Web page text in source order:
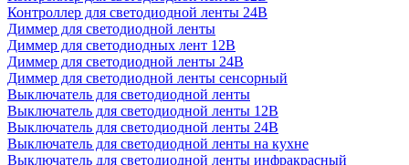
Контроллер для светодиодной ленты 24В
Диммер для светодиодной ленты
Диммер для светодиодных лент 12В
Диммер для светодиодной ленты 24В
Диммер для светодиодной ленты сенсорный
Выключатель для светодиодной ленты
Выключатель для светодиодной ленты 12В
Выключатель для светодиодной ленты 24В
Выключатель для светодиодной ленты на кухне
Выключатель для светодиодной ленты инфракрасный